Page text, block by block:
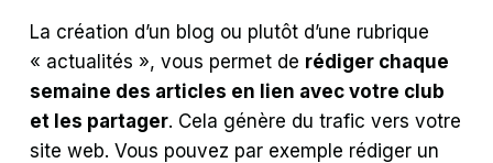
La création d’un blog ou plutôt d’une rubrique
« actualités », vous permet de rédiger chaque
semaine des articles en lien avec votre club
et les partager. Cela génère du trafic vers votre
site web. Vous pouvez par exemple rédiger un